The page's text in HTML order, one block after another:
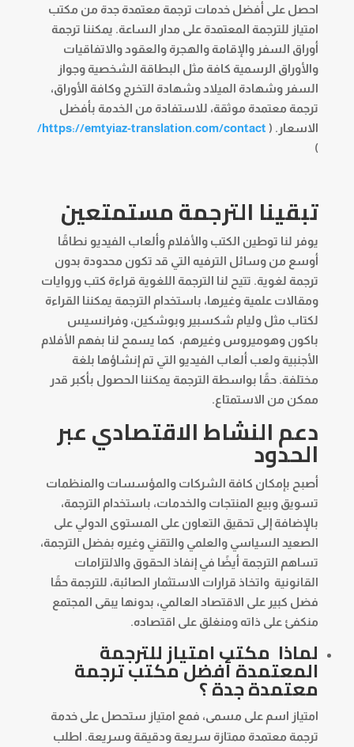
احصل على أفضل خدمات ترجمة معتمدة جدة من مكتب
امتياز للترجمة المعتمدة على مدار الساعة. يمكننا ترجمة
أوراق السفر والإقامة والهجرة والعقود والاتفاقيات
والأوراق الرسمية كافة مثل البطاقة الشخصية وجواز
السفر وشهادة الميلاد وشهادة التخرج وكافة الأوراق،
ترجمة معتمدة موثقة، للاستفادة من الخدمة بأفضل
الاسعار. ( https://emtyiaz-translation.com/contact/
)
تبقينا الترجمة مستمتعين
يوفر لنا توطين الكتب والأفلام وألعاب الفيديو نطاقًا
أوسع من وسائل الترفيه التي قد تكون محدودة بدون
ترجمة لغوية. تتيح لنا الترجمة اللغوية قراءة كتب وروايات
ومقالات علمية وغيرها، باستخدام الترجمة يمكننا القراءة
لكتاب مثل وليام شكسبير وبوشكين، وفرانسيس
باكون وهوميروس وغيرهم، كما يسمح لنا بفهم الأفلام
الأجنبية ولعب ألعاب الفيديو التي تم إنشاؤها بلغة
مختلفة. حقًا بواسطة الترجمة يمكننا الحصول بأكبر قدر
ممكن من الاستمتاع.
دعم النشاط الاقتصادي عبر
الحدود
أصبح بإمكان كافة الشركات والمؤسسات والمنظمات
تسويق وبيع المنتجات والخدمات، باستخدام الترجمة،
بالإضافة إلى تحقيق التعاون على المستوى الدولي على
الصعيد السياسي والعلمي والتقني وغيره بفضل الترجمة،
تساهم الترجمة أيضًا في إنفاذ الحقوق والالتزامات
القانونية واتخاذ قرارات الاستثمار الصائبة، للترجمة حقًا
فضل كبير على الاقتصاد العالمي، بدونها يبقى المجتمع
منكفئ على ذاته ومنغلق على اقتصاده.
لماذا مكتب امتياز للترجمة
المعتمدة أفضل مكتبترجمة
معتمدة جدة؟
امتياز اسم على مسمى، فمع امتياز ستحصل على خدمة
ترجمة معتمدة ممتازة سريعة ودقيقة وسريعة. اطلب